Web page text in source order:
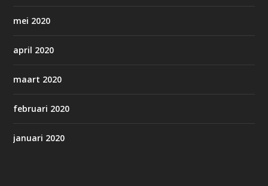
mei 2020
april 2020
maart 2020
februari 2020
januari 2020